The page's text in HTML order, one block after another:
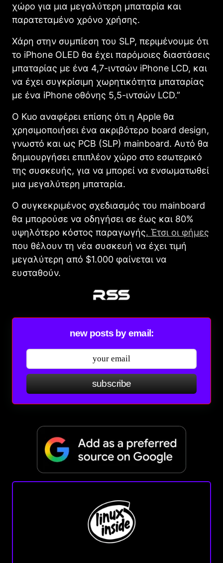
χώρο για μια μεγαλύτερη μπαταρία και
παρατεταμένο χρόνο χρήσης.
Χάρη στην συμπίεση του SLP, περιμένουμε ότι
το iPhone OLED θα έχει παρόμοιες διαστάσεις
μπαταρίας με ένα 4,7-ιντσών iPhone LCD, και
να έχει συγκρίσιμη χωρητικότητα μπαταρίας
με ένα iPhone οθόνης 5,5-ιντσών LCD.”
Ο Kuo αναφέρει επίσης ότι η Apple θα
χρησιμοποιήσει ένα ακριβότερο board design,
γνωστό και ως PCB (SLP) mainboard. Αυτό θα
δημιουργήσει επιπλέον χώρο στο εσωτερικό
της συσκευής, για να μπορεί να ενσωματωθεί
μια μεγαλύτερη μπαταρία.
Ο συγκεκριμένος σχεδιασμός του mainboard
θα μπορούσε να οδηγήσει σε έως και 80%
υψηλότερο κόστος παραγωγής. Έτσι οι φήμες
που θέλουν τη νέα συσκευή να έχει τιμή
μεγαλύτερη από $1.000 φαίνεται να
ευσταθούν.
new posts by email:
subscribe